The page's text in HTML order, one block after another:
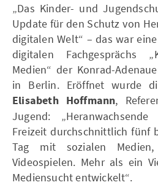
„Das Kinder- und
Update für den Schutz von
digitalen Welt“ – das war
digitalen Fachgesprächs
Medien“ der Konrad-
in Berlin. Eröffnet wurde
Elisabeth Hoffmann,
Jugend:
Freizeit durchschnittlich fünf
Tag mit sozialen Medien,
Videospielen. Mehr als ein
Mediensucht entwickelt“.